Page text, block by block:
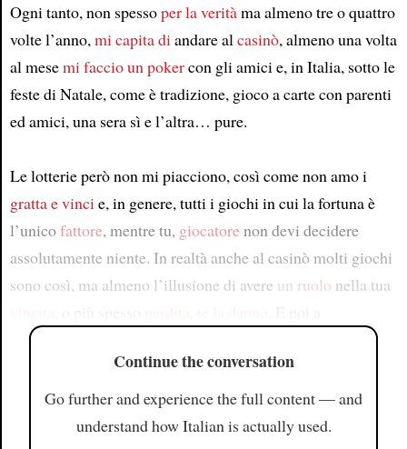
Article
Ogni tanto, non spessoper la veritàma almeno tre o quattro
volte l’anno,mi capita diandare alcasinò, almeno una volta
al mesemi faccio un pokercon gli amici e, in Italia, sotto le
feste di Natale, come è tradizione, gioco a carte con parenti
ed amici, una sera sì e l’altra… pure.
Le lotterie però non mi piacciono, così come non amo i
gratta e vincie, in genere, tutti i giochi in cui la fortuna è
l’unicofattore, mentre tu, giocatorenon devi decidere
assolutamente niente. In realtà anche al casinò molti giochi
sono così, ma almeno l’illusione di avere un ruolo nella tua
Continue the conversation
Go further and experience the full content — and
understand how Italian is actually used.